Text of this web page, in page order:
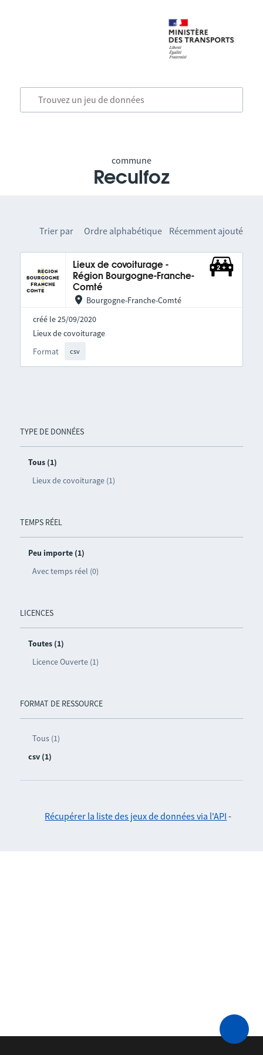
commune
Reculfoz
TYPE DE DONNÉES
Tous (1)
Lieux de covoiturage (1)
TEMPS RÉEL
Peu importe (1)
Avec temps réel (0)
LICENCES
Toutes (1)
Licence Ouverte (1)
FORMAT DE RESSOURCE
Tous (1)
csv (1)
Trier par Ordre alphabétique Récemment ajouté
Lieux de covoiturage -
Région Bourgogne-Franche-
Comté
Bourgogne-Franche-Comté
créé le 25/09/2020
Format csv
Lieux de covoiturage
Récupérer la liste des jeux de données via l'API -